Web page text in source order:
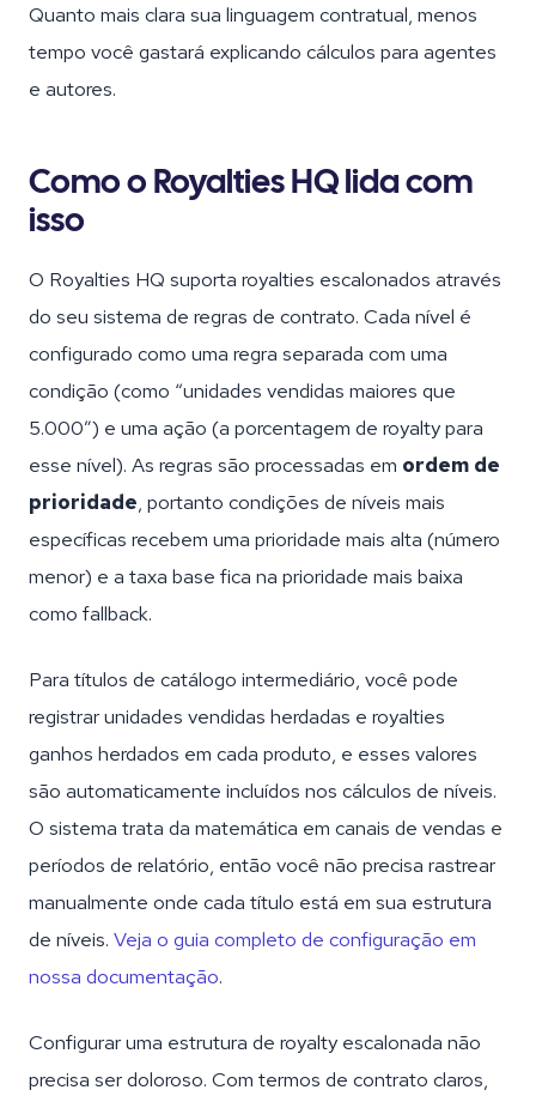
Quanto mais clara sua linguagem contratual, menos
tempo você gastará explicando cálculos para agentes
e autores.
Como o Royalties HQ lida com
isso
O Royalties HQ suporta royalties escalonados através
do seu sistema de regras de contrato. Cada nível é
configurado como uma regra separada com uma
condição (como “unidades vendidas maiores que
5.000”) e uma ação (a porcentagem de royalty para
esse nível). As regras são processadas em ordem de
prioridade, portanto condições de níveis mais
específicas recebem uma prioridade mais alta (número
menor) e a taxa base fica na prioridade mais baixa
como fallback.
Para títulos de catálogo intermediário, você pode
registrar unidades vendidas herdadas e royalties
ganhos herdados em cada produto, e esses valores
são automaticamente incluídos nos cálculos de níveis.
O sistema trata da matemática em canais de vendas e
períodos de relatório, então você não precisa rastrear
manualmente onde cada título está em sua estrutura
de níveis. Veja o guia completo de configuração em
nossa documentação.
Configurar uma estrutura de royalty escalonada não
precisa ser doloroso. Com termos de contrato claros,